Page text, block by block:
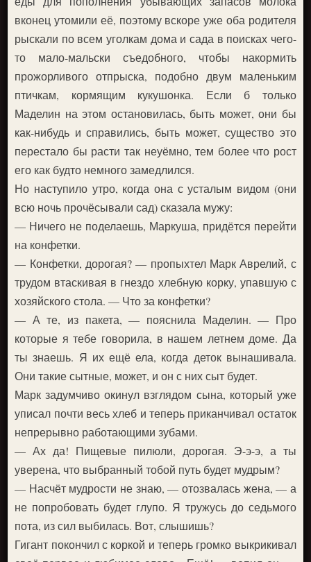
вконец утомили её, поэтому вскоре уже оба родителя
рыскали по всем уголкам дома и сада в поисках чего-
то мало-мальски съедобного, чтобы накормить
прожорливого отпрыска, подобно двум маленьким
птичкам, кормящим кукушонка. Если б только
Маделин на этом остановилась, быть может, они бы
как-нибудь и справились, быть может, существо это
перестало бы расти так неуёмно, тем более что рост
его как будто немного замедлился.
Но наступило утро, когда она с усталым видом (они
всю ночь прочёсывали сад) сказала мужу:
— Ничего не поделаешь, Маркуша, придётся перейти
на конфетки.
— Конфетки, дорогая? — пропыхтел Марк Аврелий, с
трудом втаскивая в гнездо хлебную корку, упавшую с
хозяйского стола. — Что за конфетки?
— А те, из пакета, — пояснила Маделин. — Про
которые я тебе говорила, в нашем летнем доме. Да
ты знаешь. Я их ещё ела, когда деток вынашивала.
Они такие сытные, может, и он с них сыт будет.
Марк задумчиво окинул взглядом сына, который уже
уписал почти весь хлеб и теперь приканчивал остаток
непрерывно работающими зубами.
— Ах да! Пищевые пилюли, дорогая. Э-э-э, а ты
уверена, что выбранный тобой путь будет мудрым?
— Насчёт мудрости не знаю, — отозвалась жена, — а
не попробовать будет глупо. Я тружусь до седьмого
пота, из сил выбилась. Вот, слышишь?
Гигант покончил с коркой и теперь громко выкрикивал